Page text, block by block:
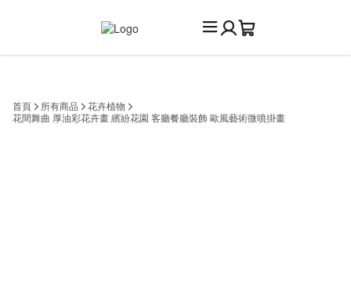
首頁 所有商品
花卉植物
花間舞曲 厚油彩花卉畫 繽紛花園 客廳餐廳裝飾 歐風藝術微噴掛畫